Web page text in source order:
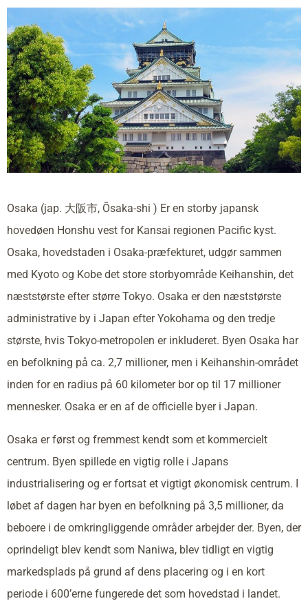
Osaka (jap. 大阪市, Ōsaka-shi ) Er en storby japansk
hovedøen Honshu vest for Kansai regionen Pacific kyst.
Osaka, hovedstaden i Osaka-præfekturet, udgør sammen
med Kyoto og Kobe det store storbyområde Keihanshin, det
næststørste efter større Tokyo. Osaka er den næststørste
administrative by i Japan efter Yokohama og den tredje
største, hvis Tokyo-metropolen er inkluderet. Byen Osaka har
en befolkning på ca. 2,7 millioner, men i Keihanshin-området
inden for en radius på 60 kilometer bor op til 17 millioner
mennesker. Osaka er en af de officielle byer i Japan.
Osaka er først og fremmest kendt som et kommercielt
centrum. Byen spillede en vigtig rolle i Japans
industrialisering og er fortsat et vigtigt økonomisk centrum. I
løbet af dagen har byen en befolkning på 3,5 millioner, da
beboere i de omkringliggende områder arbejder der. Byen, der
oprindeligt blev kendt som Naniwa, blev tidligt en vigtig
markedsplads på grund af dens placering og i en kort
periode i 600’erne fungerede det som hovedstad i landet.